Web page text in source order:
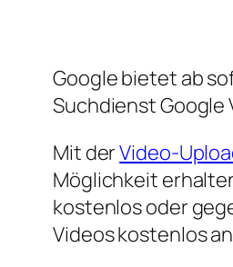
Google bietet ab
Suchdienst Google
Mit derVideo-
Möglichkeit
kostenlos oder
Videos kostenlos